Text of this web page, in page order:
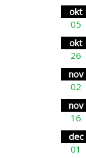
okt
05
okt
26
nov
02
nov
16
dec
01